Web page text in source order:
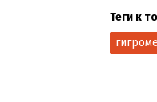
Теги к